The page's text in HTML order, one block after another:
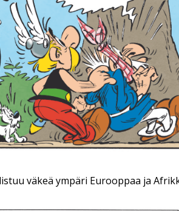
väkeä ympäri Eurooppaa ja